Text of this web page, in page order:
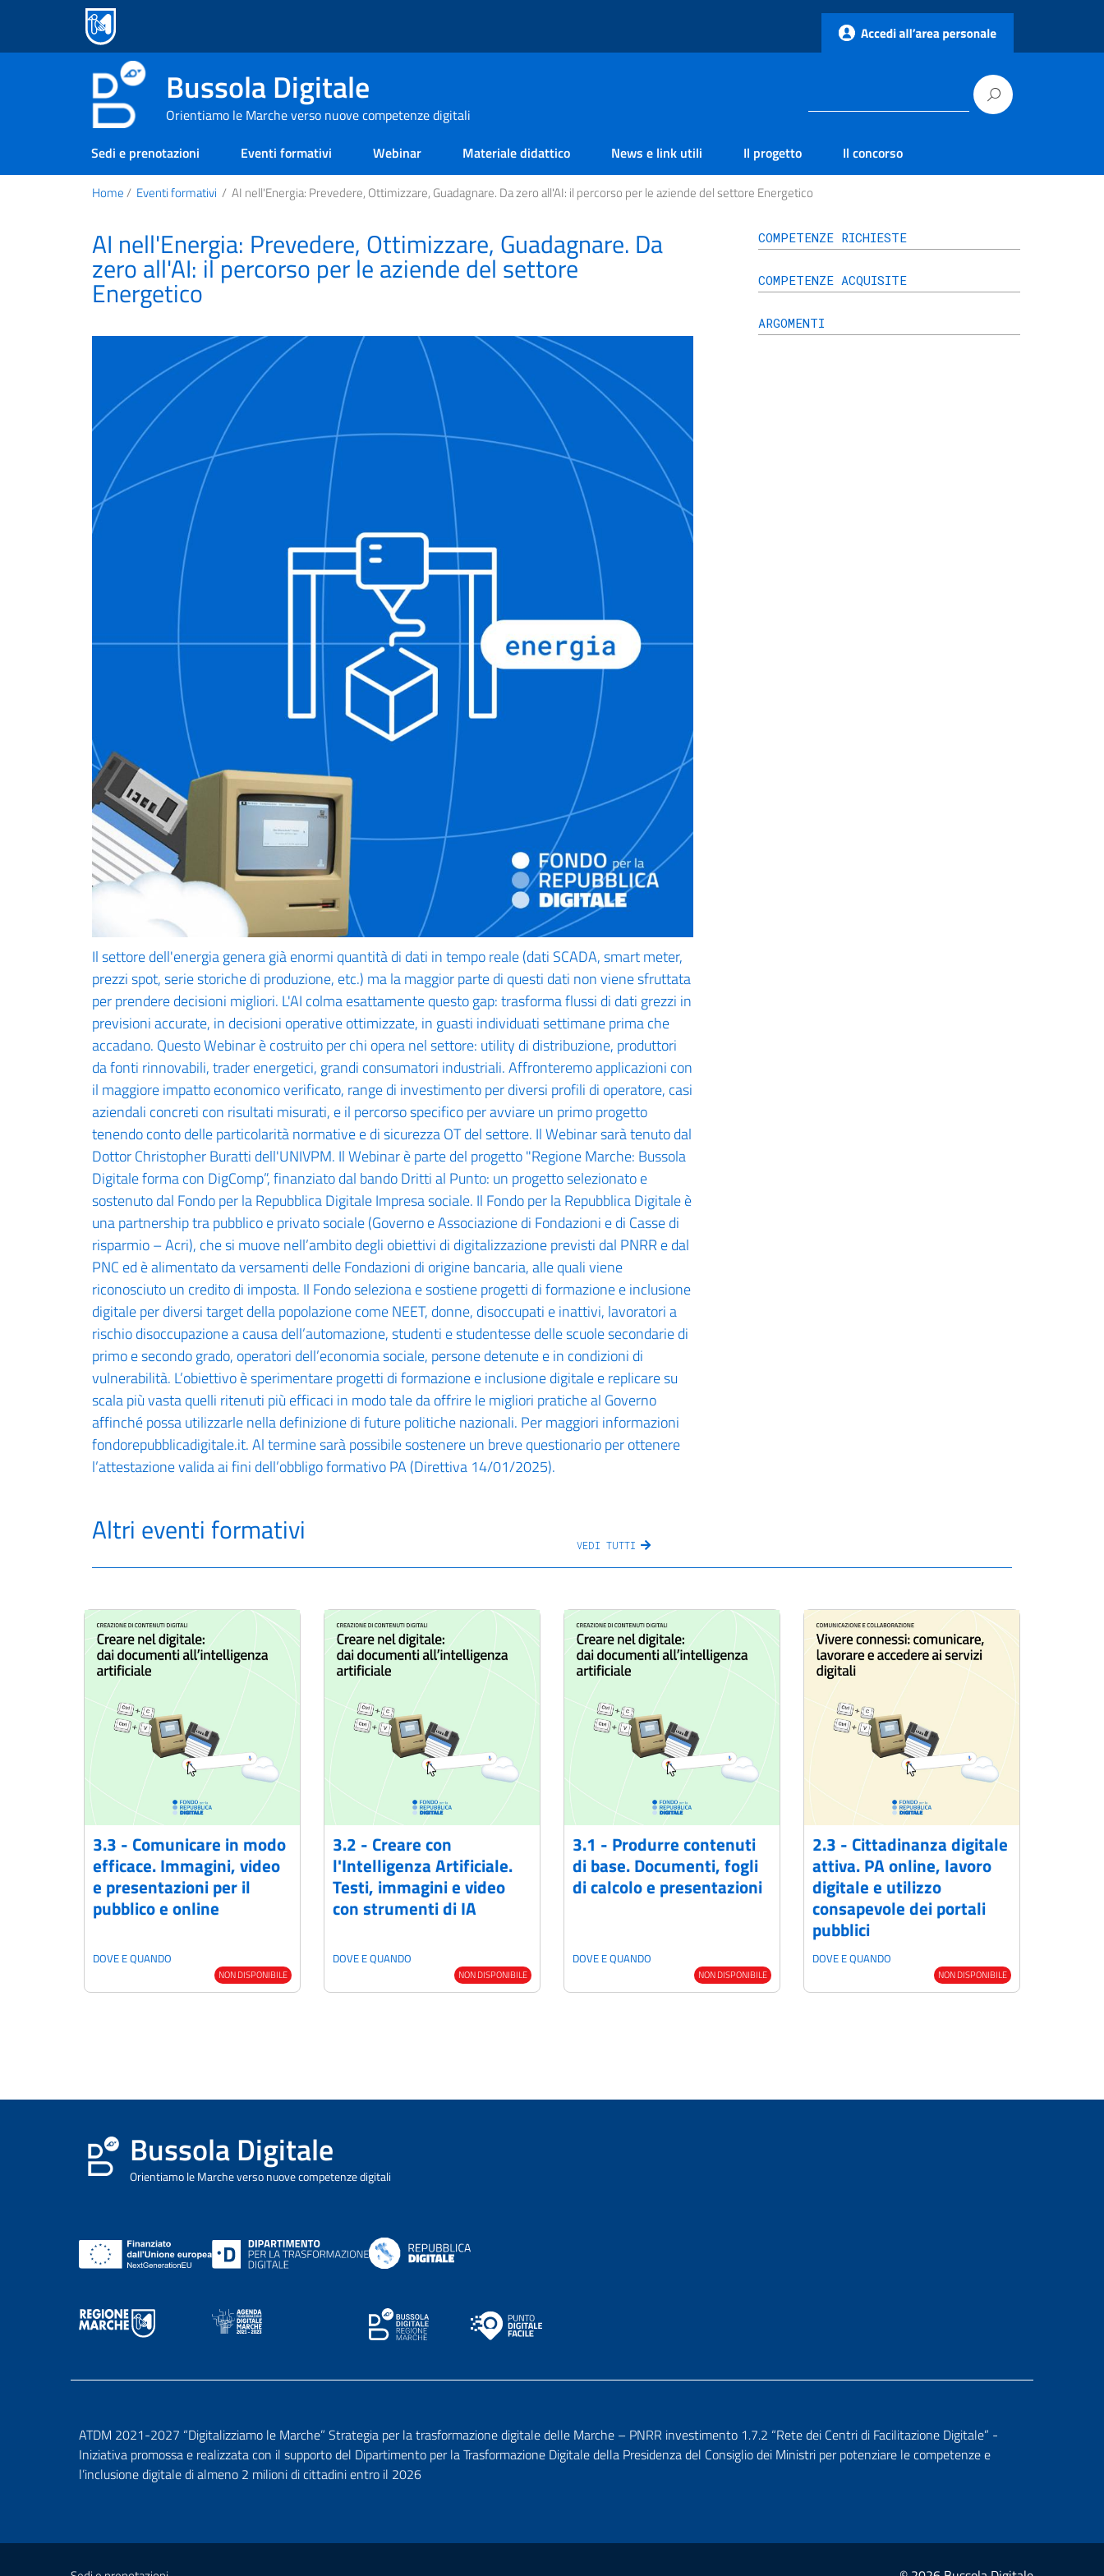
Bussola Digitale
Orientiamo le Marche verso nuove competenze digitali
Sedi e prenotazioni
Eventi formativi Webinar Materiale didattico News e link utili Il progetto Il concorso
Home/ Eventi formativi / AI nell'Energia: Prevedere, Ottimizzare, Guadagnare. Da zero all'AI: il percorso per le aziende del settore Energetico
AI nell'Energia: Prevedere, Ottimizzare, Guadagnare. Da
zero all'AI: il percorso per le aziende del settore
Energetico
Il settore dell'energia genera già enormi quantità di dati in tempo reale (dati SCADA, smart meter,
prezzi spot, serie storiche di produzione, etc.) ma la maggior parte di questi dati non viene sfruttata
per prendere decisioni migliori. L'AI colma esattamente questo gap: trasforma flussi di dati grezzi in
previsioni accurate, in decisioni operative ottimizzate, in guasti individuati settimane prima che
accadano. Questo Webinar è costruito per chi opera nel settore: utility di distribuzione, produttori
da fonti rinnovabili, trader energetici, grandi consumatori industriali. Affronteremo applicazioni con
il maggiore impatto economico verificato, range di investimento per diversi profili di operatore, casi
aziendali concreti con risultati misurati, e il percorso specifico per avviare un primo progetto
tenendo conto delle particolarità normative e di sicurezza OT del settore. Il Webinar sarà tenuto dal
Dottor Christopher Buratti dell'UNIVPM. Il Webinar è parte del progetto "Regione Marche: Bussola
Digitale forma con DigComp”, finanziato dal bando Dritti al Punto: un progetto selezionato e
sostenuto dal Fondo per la Repubblica Digitale Impresa sociale. Il Fondo per la Repubblica Digitale è
una partnership tra pubblico e privato sociale (Governo e Associazione di Fondazioni e di Casse di
risparmio – Acri), che si muove nell’ambito degli obiettivi di digitalizzazione previsti dal PNRR e dal
PNC ed è alimentato da versamenti delle Fondazioni di origine bancaria, alle quali viene
riconosciuto un credito di imposta. Il Fondo seleziona e sostiene progetti di formazione e inclusione
digitale per diversi target della popolazione come NEET, donne, disoccupati e inattivi, lavoratori a
rischio disoccupazione a causa dell’automazione, studenti e studentesse delle scuole secondarie di
primo e secondo grado, operatori dell’economia sociale, persone detenute e in condizioni di
vulnerabilità. L’obiettivo è sperimentare progetti di formazione e inclusione digitale e replicare su
scala più vasta quelli ritenuti più efficaci in modo tale da offrire le migliori pratiche al Governo
affinché possa utilizzarle nella definizione di future politiche nazionali. Per maggiori informazioni
fondorepubblicadigitale.it. Al termine sarà possibile sostenere un breve questionario per ottenere
l’attestazione valida ai fini dell’obbligo formativo PA (Direttiva 14/01/2025).
COMPETENZE RICHIESTE
COMPETENZE ACQUISITE
ARGOMENTI
Altri eventi formativi VEDI TUTTI
3.3 - Comunicare in modo
efficace. Immagini, video
e presentazioni per il
pubblico e online
DOVE E QUANDO
NON DISPONIBILE
3.2 - Creare con
l'Intelligenza Artificiale.
Testi, immagini e video
con strumenti di IA
DOVE E QUANDO
NON DISPONIBILE
3.1 - Produrre contenuti
di base. Documenti, fogli
di calcolo e presentazioni
DOVE E QUANDO
NON DISPONIBILE
2.3 - Cittadinanza digitale
attiva. PA online, lavoro
digitale e utilizzo
consapevole dei portali
pubblici
DOVE E QUANDO
NON DISPONIBILE
Bussola Digitale
Orientiamo le Marche verso nuove competenze digitali
ATDM 2021-2027 “Digitalizziamo le Marche” Strategia per la trasformazione digitale delle Marche – PNRR investimento 1.7.2 “Rete dei Centri di Facilitazione Digitale” -
Iniziativa promossa e realizzata con il supporto del Dipartimento per la Trasformazione Digitale della Presidenza del Consiglio dei Ministri per potenziare le competenze e
l’inclusione digitale di almeno 2 milioni di cittadini entro il 2026